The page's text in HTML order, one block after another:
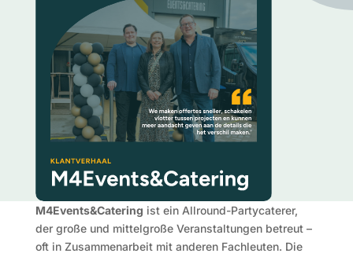
M4Events&Catering ist ein Allround-Partycaterer,
der große und mittelgroße Veranstaltungen betreut –
oft in Zusammenarbeit mit anderen Fachleuten. Die